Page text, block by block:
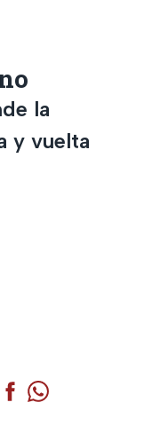
la
y vuelta
(se abre en una
(se abre en una
TikTok (se abre en
de YouTube (se abre
de Telegram (se
Cuenta de
Cuenta de